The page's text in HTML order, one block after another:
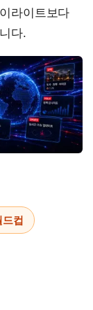
라이트보다
다.
컵